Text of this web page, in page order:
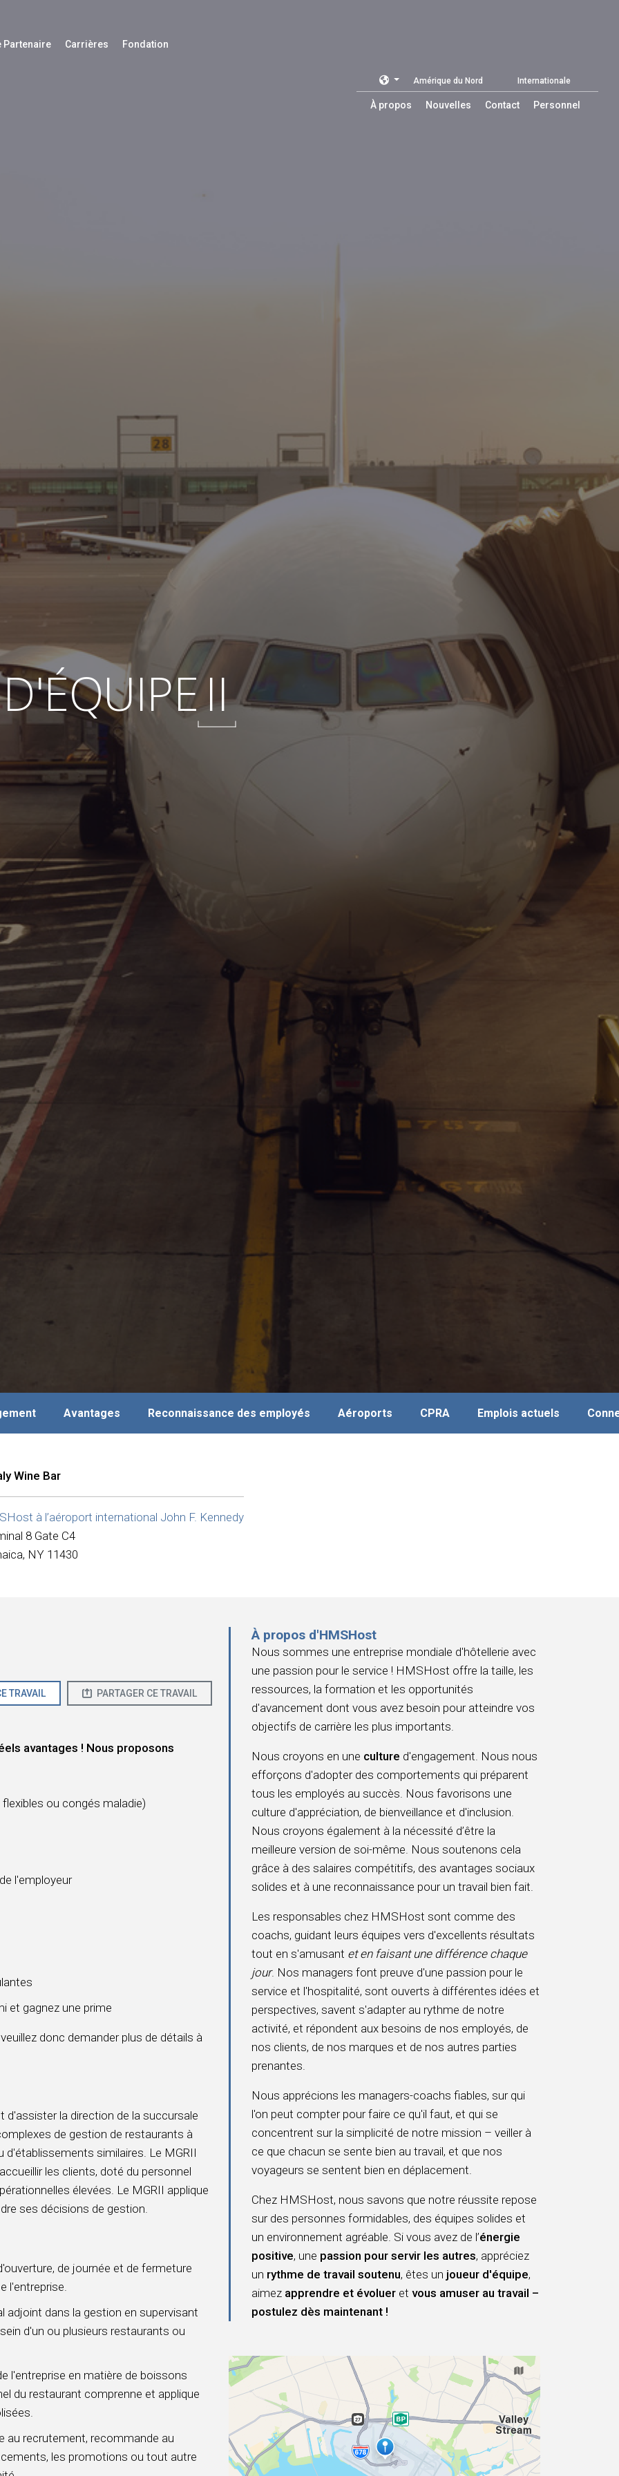
Partenaire Carrières Fondation
À propos Nouvelles Contact Personnel
Amérique du Nord Internationale
II
Avantages Reconnaissance des employés Aéroports CPRA Emplois actuels
Wine Bar
à l’aéroport international John F. Kennedy
8 Gate C4
NY 11430
TRAVAIL PARTAGER CE TRAVAIL
avantages ! Nous proposons
ou congés maladie)
l'employeur
et gagnez une prime
donc demander plus de détails à
d'assister la direction de la succursale
de gestion de restaurants à
similaires. Le MGRII
les clients, doté du personnel
élevées. Le MGRII applique
ses décisions de gestion.
de journée et de fermeture
l'entreprise.
adjoint dans la gestion en supervisant
d'un ou plusieurs restaurants ou
l'entreprise en matière de boissons
du restaurant comprenne et applique
au recrutement, recommande au
les promotions ou tout autre
À propos d'HMSHost
Nous sommes une entreprise mondiale d'hôtellerie avec
une passion pour le service ! HMSHost offre la taille, les
ressources, la formation et les opportunités
d'avancement dont vous avez besoin pour atteindre vos
objectifs de carrière les plus importants.
Nous croyons en une culture d'engagement. Nous nous
efforçons d'adopter des comportements qui préparent
tous les employés au succès. Nous favorisons une
culture d'appréciation, de bienveillance et d'inclusion.
Nous croyons également à la nécessité d’être la
meilleure version de soi-même. Nous soutenons cela
grâce à des salaires compétitifs, des avantages sociaux
solides et à une reconnaissance pour un travail bien fait.
Les responsables chez HMSHost sont comme des
coachs, guidant leurs équipes vers d'excellents résultats
tout en s'amusant et en faisant une différence chaque
jour. Nos managers font preuve d'une passion pour le
service et l'hospitalité, sont ouverts à différentes idées et
perspectives, savent s'adapter au rythme de notre
activité, et répondent aux besoins de nos employés, de
nos clients, de nos marques et de nos autres parties
prenantes.
Nous apprécions les managers-coachs fiables, sur qui
l'on peut compter pour faire ce qu'il faut, et qui se
concentrent sur la simplicité de notre mission – veiller à
ce que chacun se sente bien au travail, et que nos
voyageurs se sentent bien en déplacement.
Chez HMSHost, nous savons que notre réussite repose
sur des personnes formidables, des équipes solides et
un environnement agréable. Si vous avez de l’énergie
positive, une passion pour servir les autres, appréciez
un rythme de travail soutenu, êtes un joueur d'équipe,
aimez apprendre et évoluer et vous amuser au travail –
postulez dès maintenant !